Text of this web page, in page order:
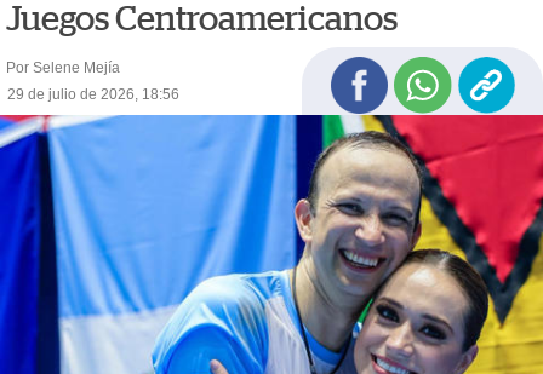
Juegos Centroamericanos
Por Selene Mejía
29 de julio de 2026, 18:56